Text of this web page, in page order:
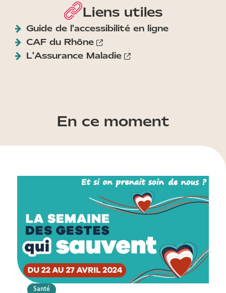
Liens utiles
Guide de l'accessibilité en ligne
CAF du Rhône
L'Assurance Maladie
En ce moment
Santé